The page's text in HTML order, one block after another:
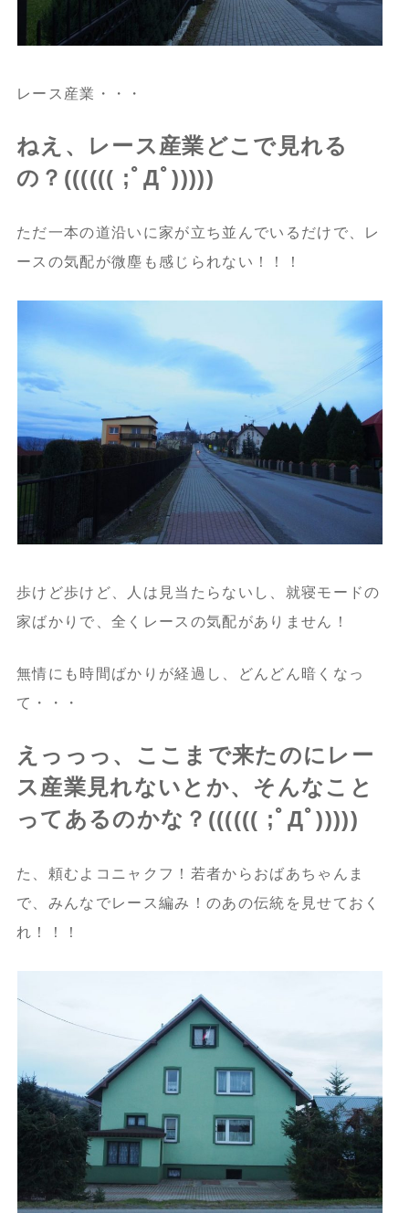
レース産業・・・
ねえ、レース産業どこで見れる
の？(((((( ;ﾟДﾟ)))))
ただ一本の道沿いに家が立ち並んでいるだけで、レ
ースの気配が微塵も感じられない！！！
歩けど歩けど、人は見当たらないし、就寝モードの
家ばかりで、全くレースの気配がありません！
無情にも時間ばかりが経過し、どんどん暗くなっ
て・・・
えっっっ、ここまで来たのにレー
ス産業見れないとか、そんなこと
ってあるのかな？(((((( ;ﾟДﾟ)))))
た、頼むよコニャクフ！若者からおばあちゃんま
で、みんなでレース編み！のあの伝統を見せておく
れ！！！